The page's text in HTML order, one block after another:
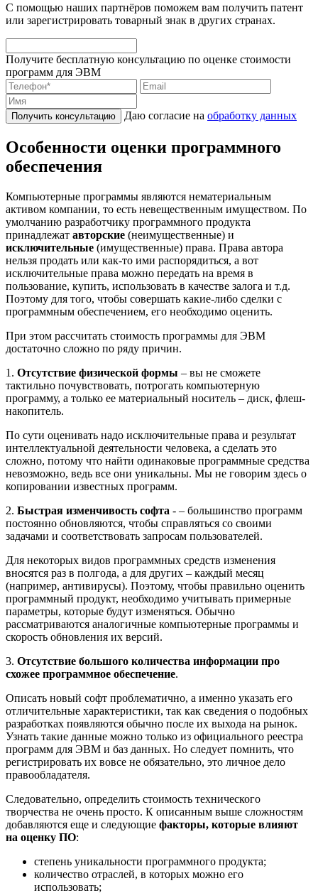
С помощью наших партнёров поможем вам получить патент
или зарегистрировать товарный знак в других странах.
Получите бесплатную консультацию по оценке стоимости
программ для ЭВМ
Получить консультацию Даю согласие на обработку данных
Особенности оценки программного
обеспечения
Компьютерные программы являются нематериальным
активом компании, то есть невещественным имуществом. По
умолчанию разработчику программного продукта
принадлежат авторские (неимущественные) и
исключительные (имущественные) права. Права автора
нельзя продать или как-то ими распорядиться, а вот
исключительные права можно передать на время в
пользование, купить, использовать в качестве залога и т.д.
Поэтому для того, чтобы совершать какие-либо сделки с
программным обеспечением, его необходимо оценить.
При этом рассчитать стоимость программы для ЭВМ
достаточно сложно по ряду причин.
1. Отсутствие физической формы – вы не сможете
тактильно почувствовать, потрогать компьютерную
программу, а только ее материальный носитель – диск, флеш-
накопитель.
По сути оценивать надо исключительные права и результат
интеллектуальной деятельности человека, а сделать это
сложно, потому что найти одинаковые программные средства
невозможно, ведь все они уникальны. Мы не говорим здесь о
копировании известных программ.
2. Быстрая изменчивость софта - – большинство программ
постоянно обновляются, чтобы справляться со своими
задачами и соответствовать запросам пользователей.
Для некоторых видов программных средств изменения
вносятся раз в полгода, а для других – каждый месяц
(например, антивирусы). Поэтому, чтобы правильно оценить
программный продукт, необходимо учитывать примерные
параметры, которые будут изменяться. Обычно
рассматриваются аналогичные компьютерные программы и
скорость обновления их версий.
3. Отсутствие большого количества информации про
схожее программное обеспечение.
Описать новый софт проблематично, а именно указать его
отличительные характеристики, так как сведения о подобных
разработках появляются обычно после их выхода на рынок.
Узнать такие данные можно только из официального реестра
программ для ЭВМ и баз данных. Но следует помнить, что
регистрировать их вовсе не обязательно, это личное дело
правообладателя.
Следовательно, определить стоимость технического
творчества не очень просто. К описанным выше сложностям
добавляются еще и следующие факторы, которые влияют
на оценку ПО:
степень уникальности программного продукта;
количество отраслей, в которых можно его
использовать;